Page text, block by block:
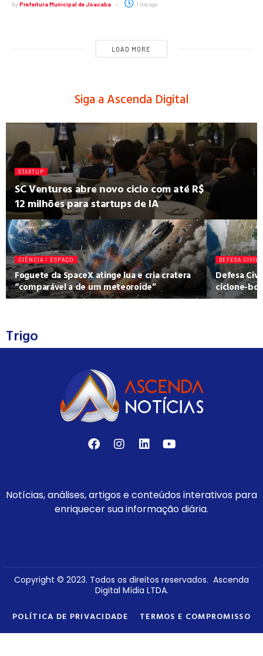
by Prefeitura Municipal de Joacaba 1 dia ago
LOAD MORE
Siga a Ascenda Digital
STARTUP
SC Ventures abre novo ciclo com até R$
12 milhões para startups de IA
CIÊNCIA / ESPAÇO
Foguete da SpaceX atinge lua e cria cratera
“comparável a de um meteoroide”
DEFESA CIVIL
Defesa
ciclone-
Trigo
Notícias, análises, artigos e conteúdos interativos para
enriquecer sua informação diária.
Copyright © 2023. Todos os direitos reservados. Ascenda
Digital Mídia LTDA.
POLÍTICA DE PRIVACIDADE TERMOS E COMPROMISSO